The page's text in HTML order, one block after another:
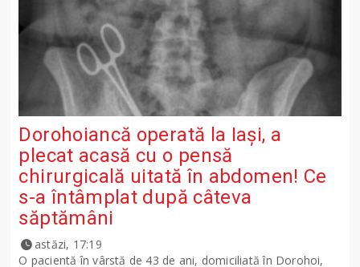
Dorohoiancă operată la Iași, a
plecat acasă cu o pensă
chirurgicală uitată în abdomen! Ce
s-a întâmplat după câteva
săptămâni
astăzi, 17:19
O pacientă în vârstă de 43 de ani, domiciliată în Dorohoi,